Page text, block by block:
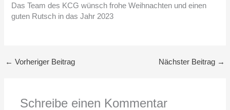
Das Team des KCG wünsch frohe Weihnachten und einen
guten Rutsch in das Jahr 2023
← Vorheriger Beitrag Nächster Beitrag →
Schreibe einen Kommentar